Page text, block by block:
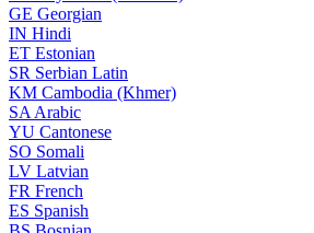
GE Georgian
IN Hindi
ET Estonian
SR Serbian Latin
KM Cambodia (Khmer)
SA Arabic
YU Cantonese
SO Somali
LV Latvian
FR French
ES Spanish